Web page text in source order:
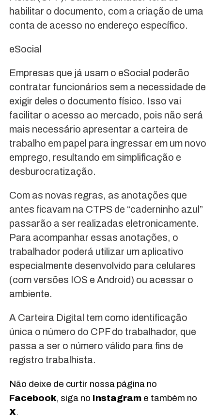
habilitar o documento, com a criação de uma
conta de acesso no endereço específico.
eSocial
Empresas que já usam o eSocial poderão
contratar funcionários sem a necessidade de
exigir deles o documento físico. Isso vai
facilitar o acesso ao mercado, pois não será
mais necessário apresentar a carteira de
trabalho em papel para ingressar em um novo
emprego, resultando em simplificação e
desburocratização.
Com as novas regras, as anotações que
antes ficavam na CTPS de “caderninho azul”
passarão a ser realizadas eletronicamente.
Para acompanhar essas anotações, o
trabalhador poderá utilizar um aplicativo
especialmente desenvolvido para celulares
(com versões IOS e Android) ou acessar o
ambiente.
A Carteira Digital tem como identificação
única o número do CPF do trabalhador, que
passa a ser o número válido para fins de
registro trabalhista.
Não deixe de curtir nossa página no
Facebook, siga no Instagrame também no
X.